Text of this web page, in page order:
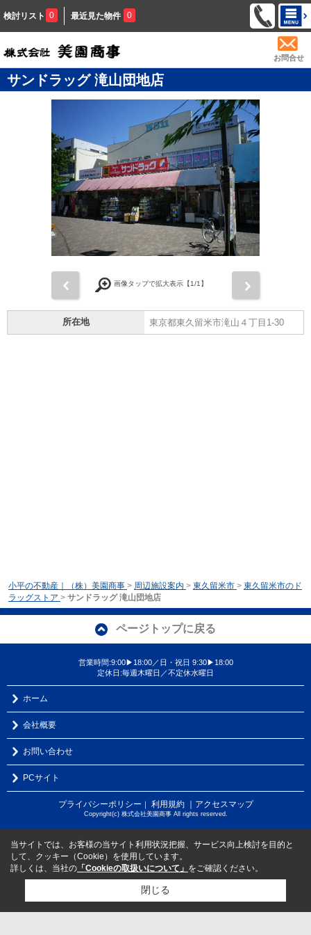
検討リスト 0 最近見た物件 0
お問合せ
サンドラッグ 滝山団地店
画像タップで拡大表示【1/1】
所在地 東京都東久留米市滝山４丁目1-30
小平の不動産｜（株）美園商事 > 周辺施設案内 > 東久留米市 > 東久留米市のド
ラッグストア > サンドラッグ 滝山団地店
ページトップに戻る
営業時間:9:00▶18:00／日・祝日 9:30▶18:00
定休日:毎週木曜日／不定休水曜日
ホーム
会社概要
お問い合わせ
PCサイト
プライバシーポリシー ｜ 利用規約 ｜アクセスマップ
Copyright(c) 株式会社美園商事 All rights reserved.
当サイトでは、お客様の当サイト利用状況把握、サービス向上検討を目的と
して、クッキー（Cookie）を使用しています。
詳しくは、当社の 「Cookieの取扱いについて」 をご確認ください。
閉じる